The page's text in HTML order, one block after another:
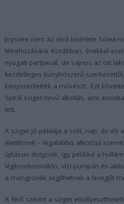
Joysxee nem az első kísérlete Sowa-
létrehozására. Korábban, évekkel
nyugati partjainál, de sajnos az ott
kezdetleges kunyhószerű
kényszerítették a művészt. Ezt
Spirál sziget nevű alkotás, ami
lett.
A sziget jó példája a szél, nap, és víz
élettérnek – legalábbis alkotója
újításon dolgozik, így például a
légkondicionálón, vízi pumpán és
a mangrovék segíthetnek a levegőt
A férfi szerint a sziget